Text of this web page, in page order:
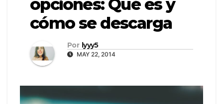
opciones: Qué es y
cómo se descarga
Por lyyy5
MAY 22, 2014